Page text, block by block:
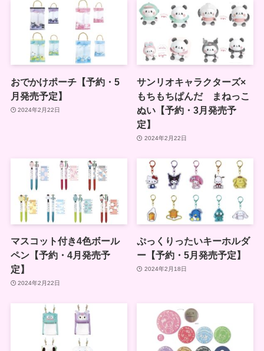
おでかけポーチ【予約・5
月発売予定】
2024年2月22日
サンリオキャラクターズ×
もちもちぱんだ まねっこ
ぬい【予約・3月発売予
定】
2024年2月22日
マスコット付き4色ボール
ペン【予約・4月発売予
定】
2024年2月22日
ぷっくりったいキーホルダ
ー【予約・5月発売予定】
2024年2月18日